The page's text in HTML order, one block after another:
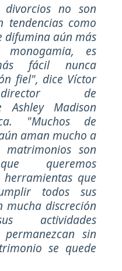
divorcios no son
tendencias como
difumina aún más
es
fácil nunca
fiel", dice Víctor
de
Ashley Madison
"Muchos de
aman mucho a
son
queremos
que
todos sus
mucha discreción
actividades
sin
se quede